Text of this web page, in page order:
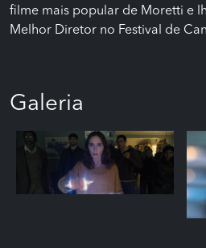
filme mais popular de Moretti e
Melhor Diretor no Festival de
Galeria